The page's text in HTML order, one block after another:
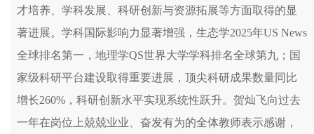
才培养、学科发展、科研创新与资源拓展等方面取得的显
著进展。学科国际影响力显著增强，生态学2025年US News
全球排名第一，地理学QS世界大学学科排名全球第九；国
家级科研平台建设取得重要进展，顶尖科研成果数量同比
增长260%，科研创新水平实现系统性跃升。贺灿飞向过去
一年在岗位上兢兢业业、奋发有为的全体教师表示感谢，